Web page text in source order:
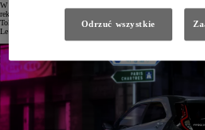
W oryginalnym projekcie Toyoty i Juna Takahashiego świat
reklamowa związana z premierą Toyoty Aygo X
Tokio. To miasto, w którym rzeczywistość wirtualna przenika
Le Marais spotyka się z undergroundową kulturą dzielnicy
Odrzuć wszystkie